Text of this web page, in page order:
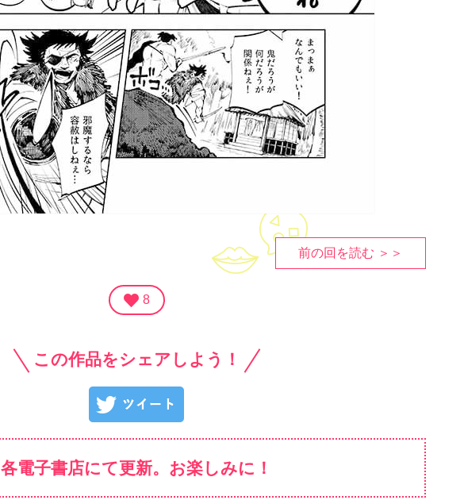
前の回を読む ＞＞
8
この作品をシェアしよう！
各電子書店にて更新。お楽しみに！